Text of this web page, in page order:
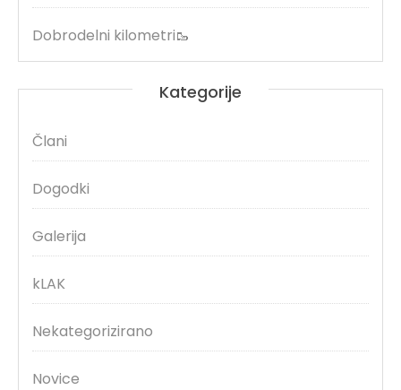
Dobrodelni kilometri🥾
Kategorije
Člani
Dogodki
Galerija
kLAK
Nekategorizirano
Novice